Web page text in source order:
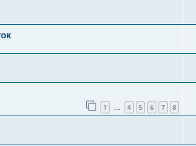
1 … 4 5 6 7 8